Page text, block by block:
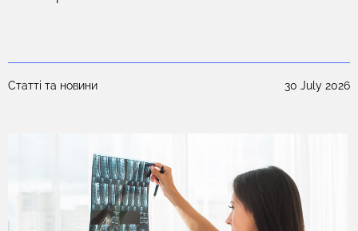
допомогою.
Статті та новини 30 July 2026